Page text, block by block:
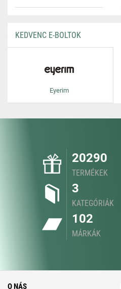
KEDVENC E-BOLTOK
Eyerim
20290
TERMÉKEK
3
KATEGÓRIÁK
102
MÁRKÁK
O NÁS